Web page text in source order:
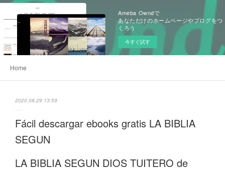
Ameba Owndで
あなただけのホームページやブログをつ
くろう
今すぐ試す
Home
2020.08.29 13:59
Fácil descargar ebooks gratis LA BIBLIA
SEGUN
LA BIBLIA SEGUN DIOS TUITERO de